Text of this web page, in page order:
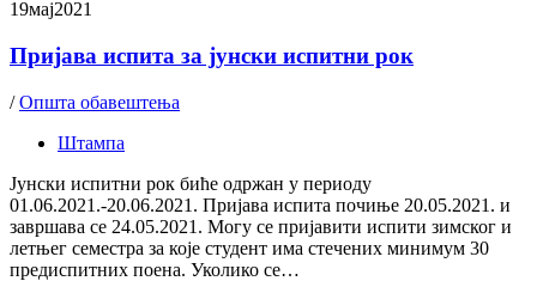
19мај2021
Пријава испита за јунски испитни рок
/Општа обавештења
Штампа
Јунски испитни рок биће одржан у периоду
01.06.2021.-20.06.2021. Пријава испита почиње 20.05.2021. и
завршава се 24.05.2021. Могу се пријавити испити зимског и
летњег семестра за које студент има стечених минимум 30
предиспитних поена. Уколико се…